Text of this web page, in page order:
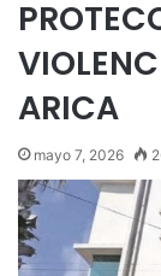
ARICA
mayo 7, 2026